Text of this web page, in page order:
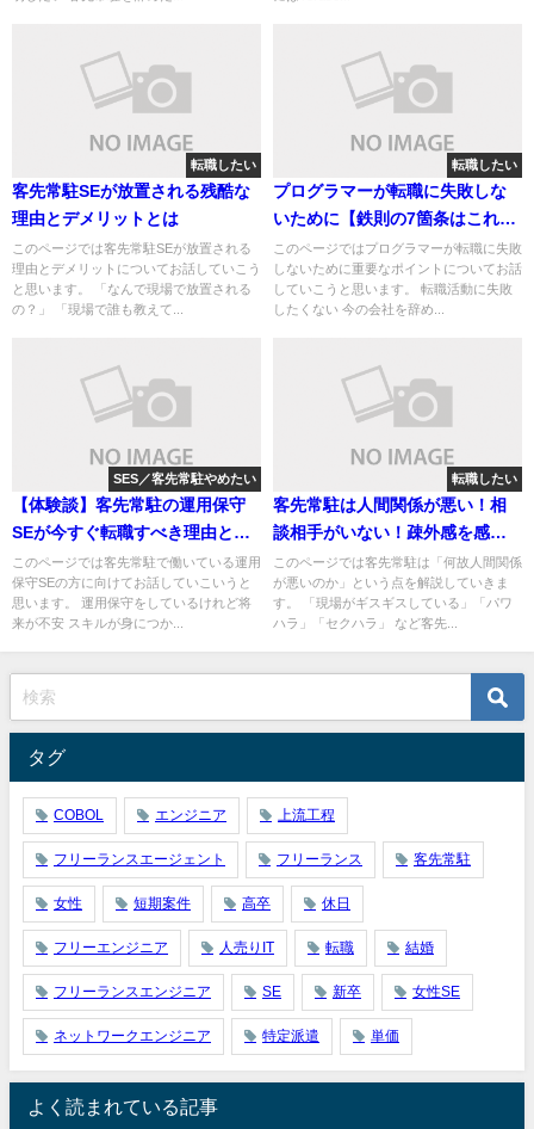
転職したい
客先常駐SEが放置される残酷な
理由とデメリットとは
このページでは客先常駐SEが放置される
理由とデメリットについてお話していこう
と思います。 「なんで現場で放置される
の？」 「現場で誰も教えて...
転職したい
プログラマーが転職に失敗しな
いために【鉄則の7箇条はこれ
だ】
このページではプログラマーが転職に失敗
しないために重要なポイントについてお話
していこうと思います。 転職活動に失敗
したくない 今の会社を辞め...
SES／客先常駐やめたい
【体験談】客先常駐の運用保守
SEが今すぐ転職すべき理由と対
策
このページでは客先常駐で働いている運用
保守SEの方に向けてお話していこいうと
思います。 運用保守をしているけれど将
来が不安 スキルが身につか...
転職したい
客先常駐は人間関係が悪い！相
談相手がいない！疎外感を感じ
るSEへ
このページでは客先常駐は「何故人間関係
が悪いのか」という点を解説していきま
す。 「現場がギスギスしている」「パワ
ハラ」「セクハラ」 など客先...
タグ
COBOL エンジニア 上流工程
フリーランスエージェント フリーランス 客先常駐
女性 短期案件 高卒 休日
フリーエンジニア 人売りIT 転職 結婚
フリーランスエンジニア SE 新卒 女性SE
ネットワークエンジニア 特定派遣 単価
よく読まれている記事